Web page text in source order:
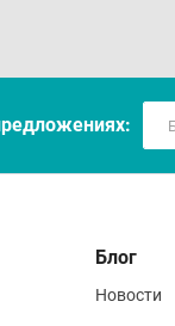
Блог
Новости